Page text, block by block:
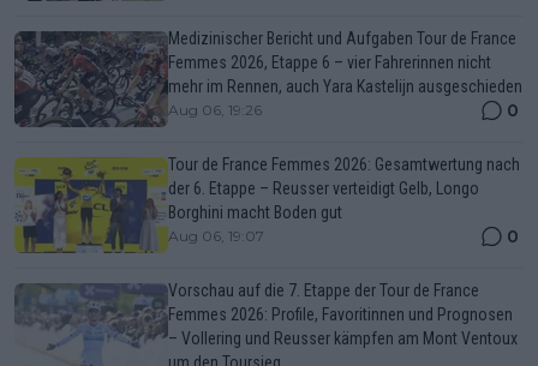
Medizinischer Bericht und Aufgaben Tour de France
Femmes 2026, Etappe 6 – vier Fahrerinnen nicht
mehr im Rennen, auch Yara Kastelijn ausgeschieden
Aug 06, 19:26 0
Tour de France Femmes 2026: Gesamtwertung nach
der 6. Etappe – Reusser verteidigt Gelb, Longo
Borghini macht Boden gut
Aug 06, 19:07 0
Vorschau auf die 7. Etappe der Tour de France
Femmes 2026: Profile, Favoritinnen und Prognosen
– Vollering und Reusser kämpfen am Mont Ventoux
um den Toursieg